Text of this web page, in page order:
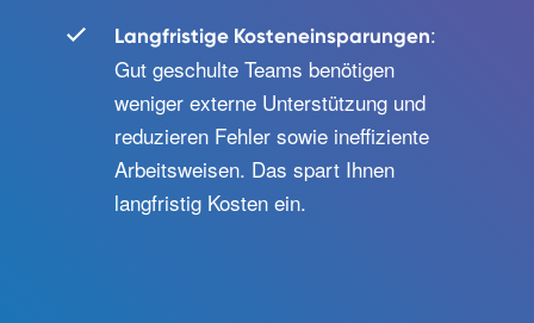
Langfristige Kosteneinsparungen:
Gut geschulte Teams benötigen
weniger externe Unterstützung und
reduzieren Fehler sowie ineffiziente
Arbeitsweisen. Das spart Ihnen
langfristig Kosten ein.